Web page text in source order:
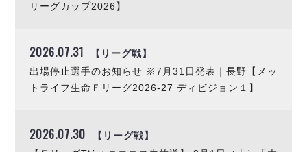
リーグカップ2026】
2026.07.31 【リーグ戦】
出場停止選手のお知らせ ※7月31日発表｜長野【メッ
トライフ生命Ｆリーグ2026-27 ディビジョン１】
2026.07.30 【リーグ戦】